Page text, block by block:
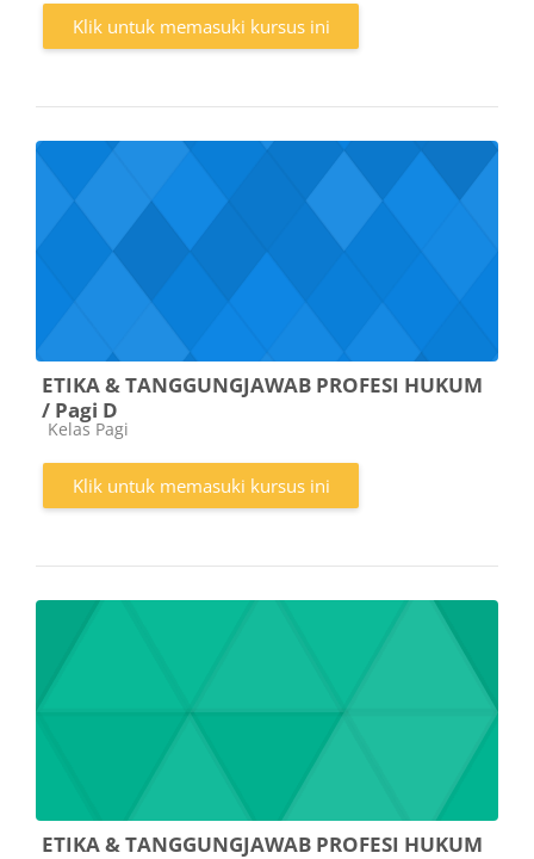
Klik untuk memasuki kursus ini
ETIKA & TANGGUNGJAWAB PROFESI HUKUM
/ Pagi D
Kategori kursus
Kelas Pagi
Klik untuk memasuki kursus ini
ETIKA & TANGGUNGJAWAB PROFESI HUKUM